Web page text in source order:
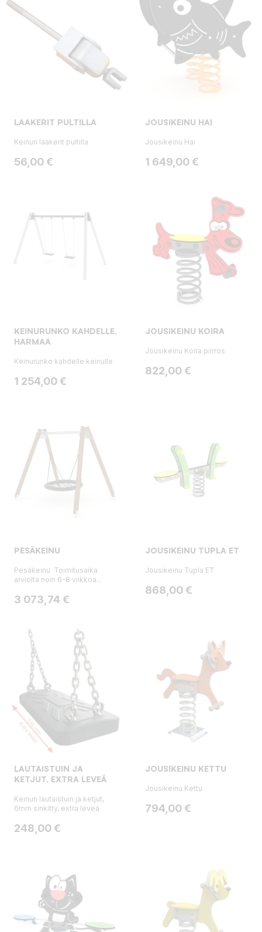
LAAKERIT PULTILLA
Keinun laakerit pultilla
Hinta
56,00 €
JOUSIKEINU HAI
Jousikeinu Hai
Hinta
1 649,00 €
KEINURUNKO KAHDELLE,
HARMAA
Keinurunko kahdelle keinulle
Hinta
1 254,00 €
JOUSIKEINU KOIRA
Jousikeinu Koira piirros
Hinta
822,00 €
PESÄKEINU
Pesäkeinu Toimitusaika
arviolta noin 6-8 viikkoa...
Hinta
3 073,74 €
JOUSIKEINU TUPLA ET
Jousikeinu Tupla ET
Hinta
868,00 €
LAUTAISTUIN JA
KETJUT, EXTRA LEVEÄ
Keinun lautaistuin ja ketjut,
6mm sinkitty, extra leveä
Hinta
248,00 €
JOUSIKEINU KETTU
Jousikeinu Kettu
Hinta
794,00 €